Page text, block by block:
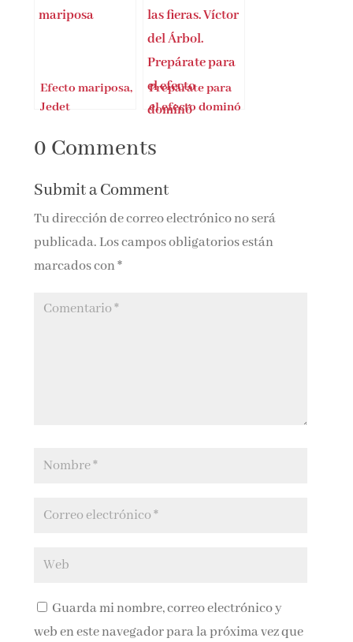
Efecto mariposa,
Jedet
Prepárate para
el efecto dominó
0 Comments
Submit a Comment
Tu dirección de correo electrónico no será
publicada. Los campos obligatorios están
marcados con*
Guarda mi nombre, correo electrónico y
web en este navegador para la próxima vez que